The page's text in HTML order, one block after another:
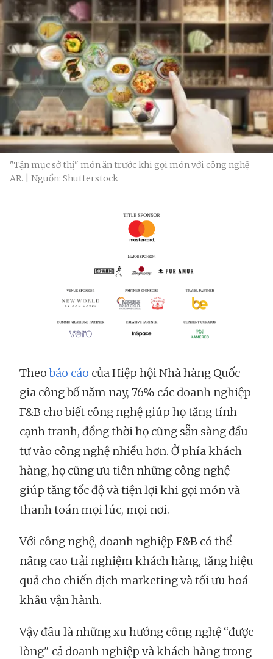
"Tận mục sở thị" món ăn trước khi gọi món với công nghệ
AR. | Nguồn: Shutterstock
Theobáo cáo của Hiệp hội Nhà hàng Quốc
gia công bố năm nay, 76% các doanh nghiệp
F&B cho biết công nghệ giúp họ tăng tính
cạnh tranh, đồng thời họ cũng sẵn sàng đầu
tư vào công nghệ nhiều hơn. Ở phía khách
hàng, họ cũng ưu tiên những công nghệ
giúp tăng tốc độ và tiện lợi khi gọi món và
thanh toán mọi lúc, mọi nơi.
Với công nghệ, doanh nghiệp F&B có thể
nâng cao trải nghiệm khách hàng, tăng hiệu
quả cho chiến dịch marketing và tối ưu hoá
khâu vận hành.
Vậy đâu là những xu hướng công nghệ “được
lòng" cả doanh nghiệp và khách hàng trong